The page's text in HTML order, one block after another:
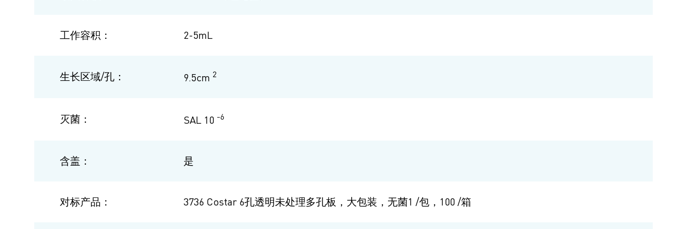
工作容积： 2-5mL
生长区域/孔： 9.5cm 2
灭菌： SAL 10 -6
含盖： 是
对标产品： 3736 Costar 6孔透明未处理多孔板，大包装，无菌1 /包，100 /箱